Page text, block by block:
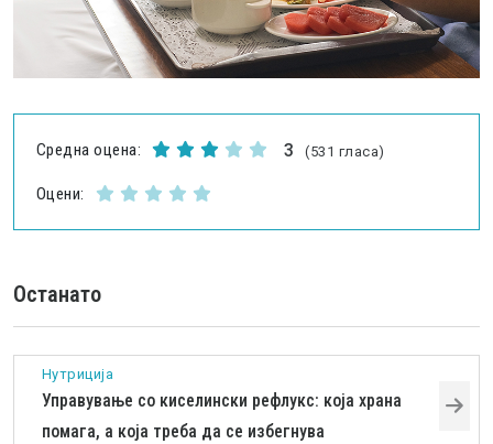
Останато
Нутриција
Управување со киселински рефлукс: која храна
помага, а која треба да се избегнува
Средна оцена: 3 (531 гласа)
Оцени: